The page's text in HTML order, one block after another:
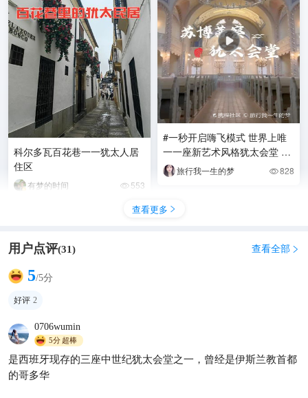
科尔多瓦百花巷一一犹太人居
住区
有梦的时间  553
#一秒开启嗨飞模式 世界上唯
一一座新艺术风格犹太会堂 #
那些最美的教堂
旅行我一生的梦 828
查看更多 
用户点评(31) 查看全部 
5/5分
好评 2
0706wumin
5分超棒
是西班牙现存的三座中世纪犹太会堂之一，曾经是伊斯兰教首都
的哥多华